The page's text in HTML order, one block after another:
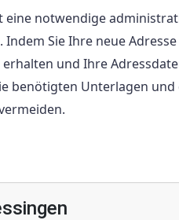
notwendige
Sie Ihre neue
und Ihre
benötigten Unterlagen